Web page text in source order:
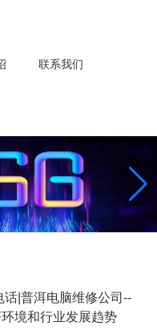
联系我们
|普洱电脑维修公司--
境和行业发展趋势